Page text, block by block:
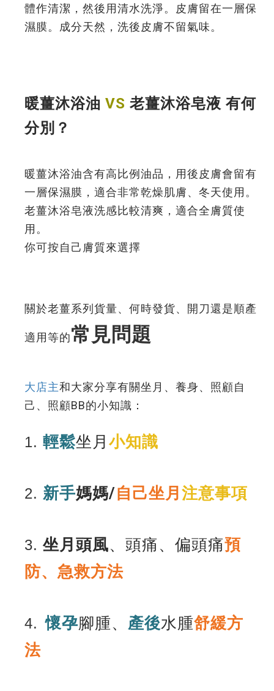
體作清潔，然後用清水洗淨。皮膚留在一層保
濕膜。成分天然，洗後皮膚不留氣味。
暖薑沐浴油 VS 老薑沐浴皂液 有何
分別？
暖薑沐浴油含有高比例油品，用後皮膚會留有
一層保濕膜，適合非常乾燥肌膚、冬天使用。
老薑沐浴皂液洗感比較清爽，適合全膚質使
用。
你可按自己膚質來選擇
關於老薑系列貨量、何時發貨、開刀還是順產
適用等的常見問題
大店主和大家分享有關坐月、養身、照顧自
己、照顧BB的小知識：
1. 輕鬆坐月 小知識
2. 新手媽媽/自己坐月 注意事項
3. 坐月 頭風、 頭痛、偏頭痛預
防、急救方法
4. 懷孕腳腫、 產後水腫舒緩方
法